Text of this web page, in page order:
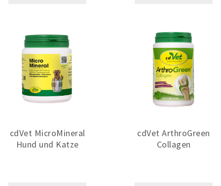
cdVet MicroMineral
Hund und Katze
cdVet ArthroGreen
Collagen